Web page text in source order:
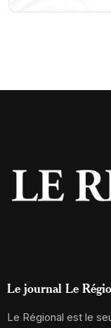
Le journal Le
Le Régional est le